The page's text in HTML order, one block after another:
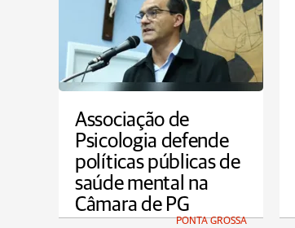
Associação de
Psicologia defende
políticas públicas de
saúde mental na
Câmara de PG
PONTA GROSSA